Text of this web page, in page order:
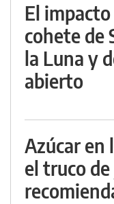
El
cohete de
la Luna y
abierto
Azúcar en
el truco